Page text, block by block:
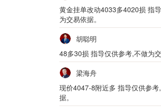
5m
5m
01月28日
5m
黄金挂单改动4033多4020损 指
为交易依据。
胡聪明
48多30损 指导仅供参考,不做为交
梁海舟
现价4047-8附近多 指导仅供参
据。